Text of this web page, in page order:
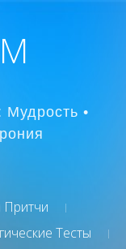
Мудрость •
Притчи
Тесты